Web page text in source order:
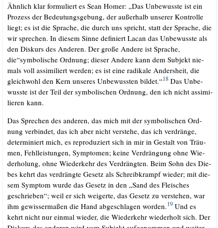
Ähn­lich klar for­mu­liert es Sean Homer: „Das Unbe­wuss­te ist ein
Pro­zess der Bedeu­tungs­ge­bung, der außer­halb unse­rer Kon­trol­le
liegt; es ist die Spra­che, die durch uns spricht, statt der Spra­che, die
wir spre­chen. In die­sem Sin­ne defi­niert Lacan das Unbe­wuss­te als
den Dis­kurs des Ande­ren. Der gro­ße Ande­re ist Spra­che,
die“symbolische Ord­nung; die­ser Ande­re kann dem Sub­jekt nie­
mals voll assi­mi­liert wer­den; es ist eine radi­ka­le Anders­heit, die
gleich­wohl den Kern unse­res Unbe­wuss­ten bil­det.“18Das Unbe­
wuss­te ist der Teil der sym­bo­li­schen Ord­nung, den ich nicht assi­mi­
lie­ren kann.
Das Spre­chen des ande­ren, das mich mit der sym­bo­li­schen Ord­
nung ver­bin­det, das ich aber nicht ver­ste­he, das ich ver­drän­ge,
deter­mi­niert mich, es repro­du­ziert sich in mir in Gestalt von Träu­
men, Fehl­leis­tun­gen, Sym­pto­men; kei­ne Ver­drän­gung ohne Wie­
der­ho­lung, ohne Wie­der­kehr des Ver­dräng­ten. Beim Sohn des Die­
bes kehrt das ver­dräng­te Gesetz als Schreib­krampf wie­der; mit die­
sem Sym­ptom wur­de das Gesetz in den „Sand des Flei­sches
geschrie­ben“; weil er sich wei­ger­te, das Gesetz zu ver­ste­hen, war
ihm gewis­ser­ma­ßen die Hand abge­schla­gen wor­den.19Und es
kehrt nicht nur ein­mal wie­der, die Wie­der­kehr wie­der­holt sich. Der